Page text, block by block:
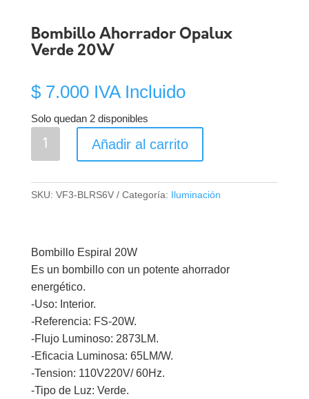
Bombillo Ahorrador Opalux
Verde 20W
$7.000 IVA Incluido
Solo quedan 2 disponibles
Bombillo
Verde
Añadir al carrito
SKU: VF3-BLRS6V Categoría: Iluminación
Bombillo Espiral 20W
Es un bombillo con un potente ahorrador
energético.
-Uso: Interior.
-Referencia: FS-20W.
-Flujo Luminoso: 2873LM.
-Eficacia Luminosa: 65LM/W.
-Tension: 110V220V/ 60Hz.
-Tipo de Luz: Verde.